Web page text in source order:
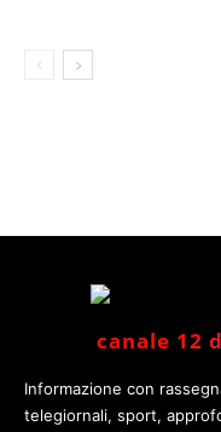
canale 12
Informazione con
telegiornali, sport,